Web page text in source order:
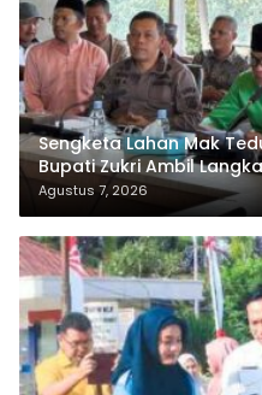
Sengketa Lahan Mak
Bupati Zukri Ambil
Agustus 7, 2026